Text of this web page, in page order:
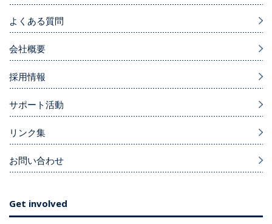
よくある質問
会社概要
採用情報
サポート活動
リンク集
お問い合わせ
Get involved